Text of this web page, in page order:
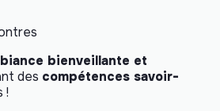
bienveillante et
des compétences savoir-
!